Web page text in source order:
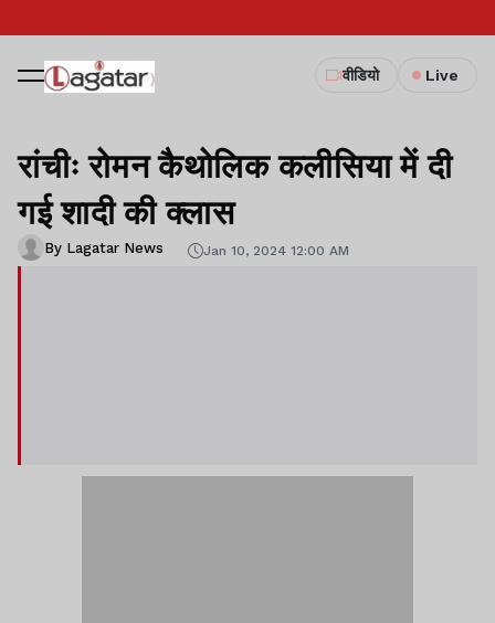
वीडियो Live
रांचीः रोमन कैथोलिक कलीसिया में दी
गई शादी की क्लास
By Lagatar News Jan 10, 2024 12:00 AM